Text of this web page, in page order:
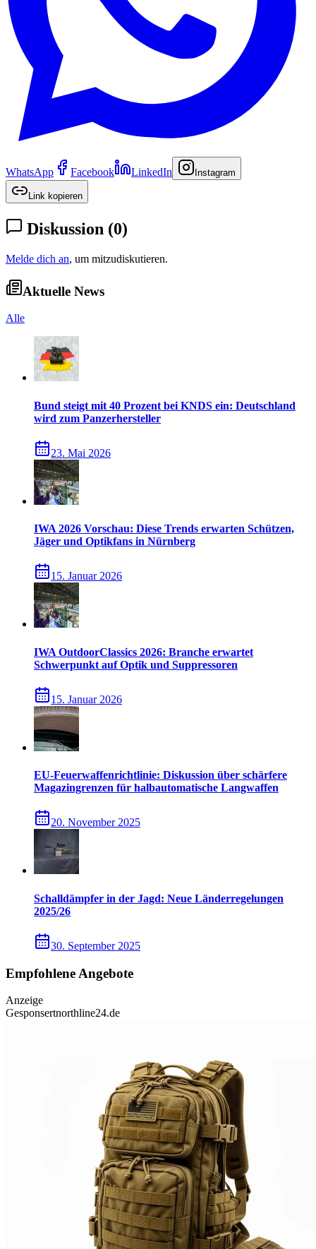
WhatsApp Facebook LinkedIn Instagram
Link kopieren
Diskussion (0)
Melde dich an, um mitzudiskutieren.
Aktuelle News
Alle
Bund steigt mit 40 Prozent bei KNDS ein: Deutschland
wird zum Panzerhersteller
23. Mai 2026
IWA 2026 Vorschau: Diese Trends erwarten Schützen,
Jäger und Optikfans in Nürnberg
15. Januar 2026
IWA OutdoorClassics 2026: Branche erwartet
Schwerpunkt auf Optik und Suppressoren
15. Januar 2026
EU-Feuerwaffenrichtlinie: Diskussion über schärfere
Magazingrenzen für halbautomatische Langwaffen
20. November 2025
Schalldämpfer in der Jagd: Neue Länderregelungen
2025/26
30. September 2025
Empfohlene Angebote
Anzeige
Gesponsertnorthline24.de